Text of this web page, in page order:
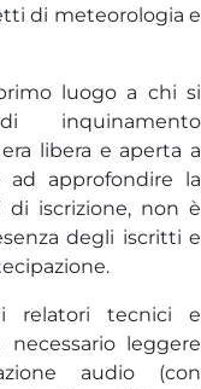
di meteorologia e
luogo a chi si
inquinamento
libera e aperta a
ad approfondire la
iscrizione, non è
degli iscritti e
relatori tecnici e
leggere
audio (con